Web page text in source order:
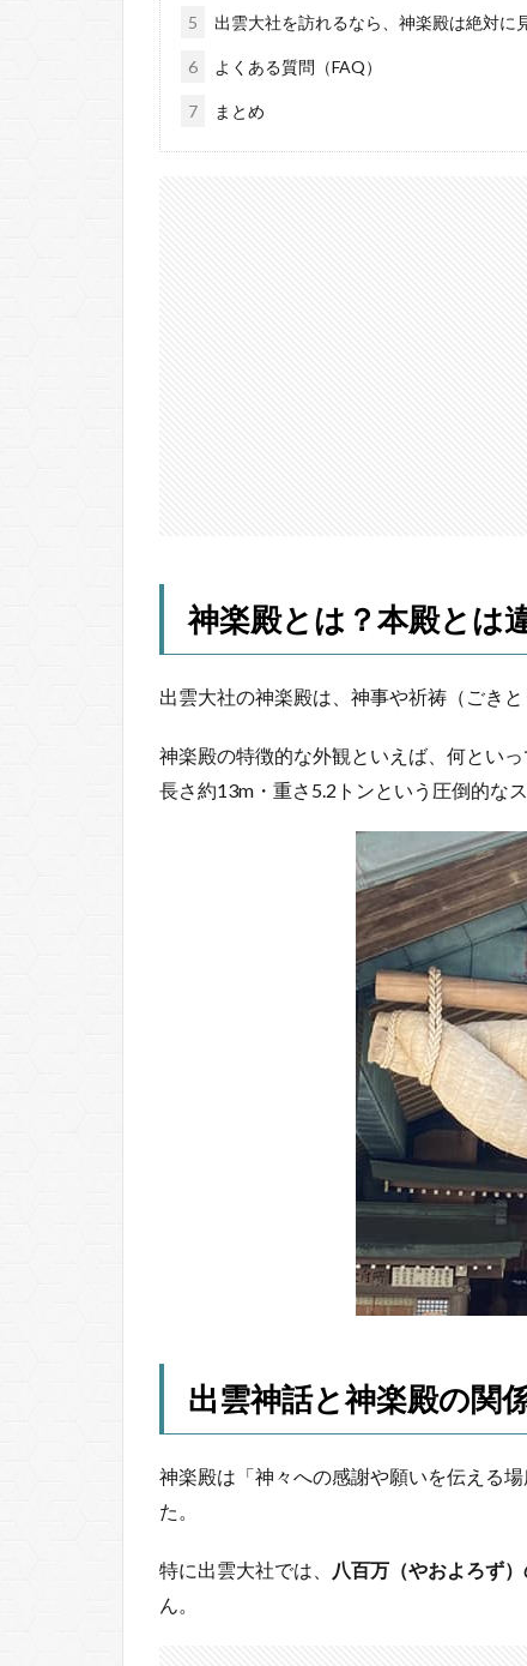
5 出雲大社を訪れるなら、神楽殿は絶対に
6 よくある質問（FAQ）
7 まとめ
神楽殿とは？本殿とは
出雲大社の神楽殿は、神事や祈祷（ごき
神楽殿の特徴的な外観といえば、何といっ
長さ約13m・重さ5.2トンという圧倒的な
出雲神話と神楽殿の関
神楽殿は「神々への感謝や願いを伝える
た。
特に出雲大社では、 八百万（やおよろず
ん。